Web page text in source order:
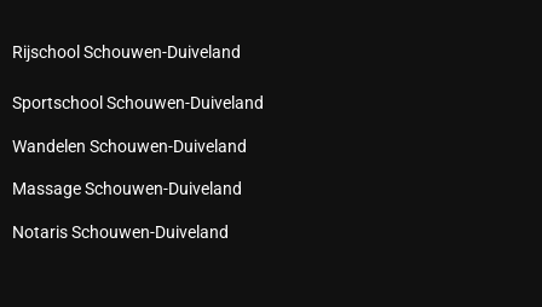
Rijschool Schouwen-Duiveland
Sportschool Schouwen-Duiveland
Wandelen Schouwen-Duiveland
Massage Schouwen-Duiveland
Notaris Schouwen-Duiveland